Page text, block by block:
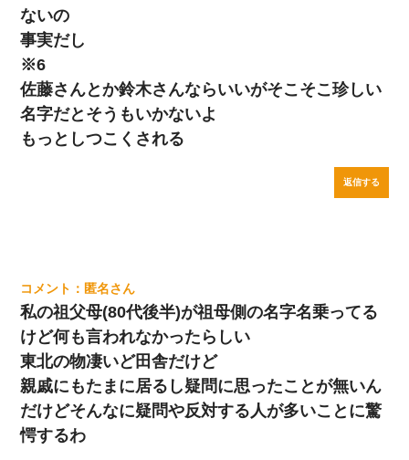
ないの
事実だし
※6
佐藤さんとか鈴木さんならいいがそこそこ珍しい
名字だとそうもいかないよ
もっとしつこくされる
返信する
匿名
私の祖父母(80代後半)が祖母側の名字名乗ってる
けど何も言われなかったらしい
東北の物凄いど田舎だけど
親戚にもたまに居るし疑問に思ったことが無いん
だけどそんなに疑問や反対する人が多いことに驚
愕するわ